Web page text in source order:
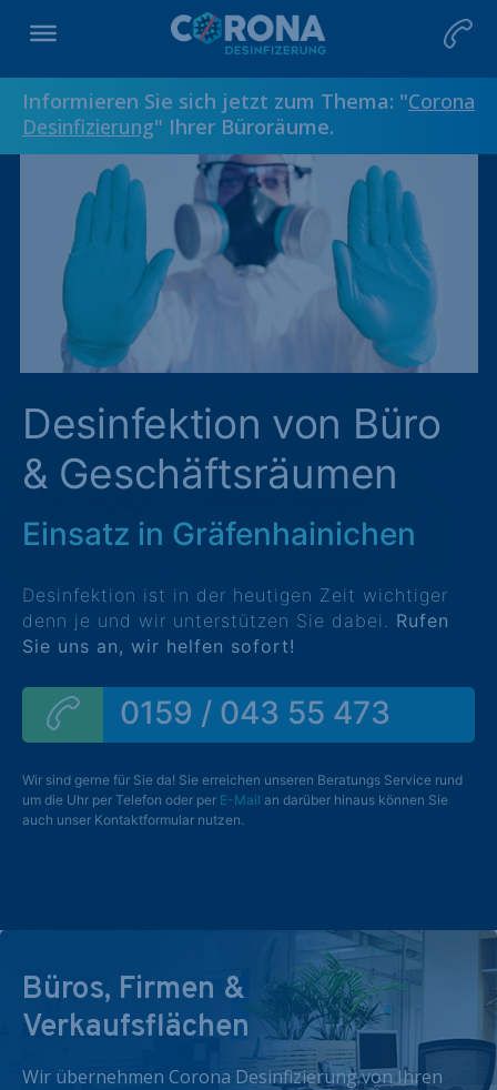
Informieren Sie sich jetzt zum Thema: "Corona
Desinfizierung" Ihrer Büroräume.
Desinfektion von Büro
& Geschäftsräumen
Einsatz in Gräfenhainichen
Desinfektion ist in der heutigen Zeit wichtiger
denn je und wir unterstützen Sie dabei. Rufen
Sie uns an, wir helfen sofort!
0159 / 043 55 473
Wir sind gerne für Sie da! Sie erreichen unseren Beratungs Service rund
um die Uhr per Telefon oder per E-Mail an darüber hinaus können Sie
auch unser Kontaktformular nutzen.
Büros, Firmen &
Verkaufsflächen
Wir übernehmen Corona Desinfizierung von Ihren